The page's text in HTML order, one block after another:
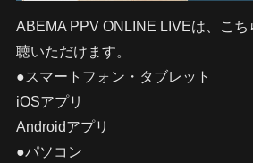
ABEMA PPV ONLINE LIVEは、こち
聴いただけます。
●スマートフォン・タブレット
iOSアプリ
Androidアプリ
●パソコン